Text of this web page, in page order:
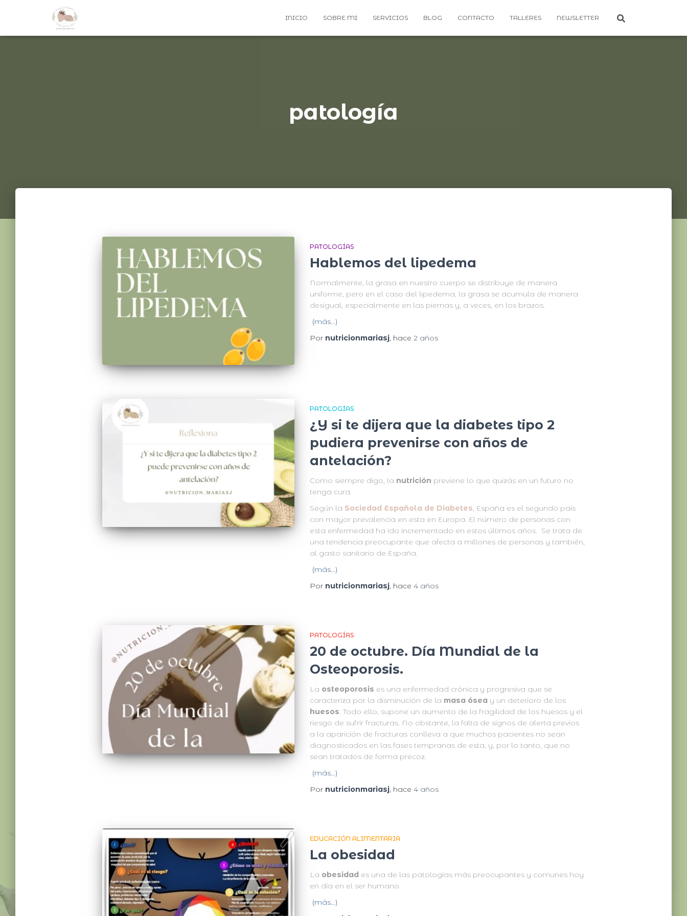
INICIO SOBRE MI SERVICIOS BLOG CONTACTO TALLERES NEWSLETTER
patología
PATOLOGÍAS
Hablemos del lipedema
Normalmente, la grasa en nuestro cuerpo se distribuye de manera
uniforme, pero en el caso del lipedema, la grasa se acumula de manera
desigual, especialmente en las piernas y, a veces, en los brazos.
(más…)
Por nutricionmariasj, hace 2 años
PATOLOGÍAS
¿Y si te dijera que la diabetes tipo 2
pudiera prevenirse con años de
antelación?
Como siempre digo, la nutrición previene lo que quizás en un futuro no
tenga cura.
Según la Sociedad Española de Diabetes, España es el segundo país
con mayor prevalencia en esta en Europa. El número de personas con
esta enfermedad ha ido incrementado en estos últimos años. Se trata de
una tendencia preocupante que afecta a millones de personas y también,
al gasto sanitario de España.
(más…)
Por nutricionmariasj, hace 4 años
PATOLOGÍAS
20 de octubre. Día Mundial de la
Osteoporosis.
La osteoporosis es una enfermedad crónica y progresiva que se
caracteriza por la disminución de la masa ósea y un deterioro de los
huesos. Todo ello, supone un aumento de la fragilidad de los huesos y el
riesgo de sufrir fracturas. No obstante, la falta de signos de alerta previos
a la aparición de fracturas conlleva a que muchos pacientes no sean
diagnosticados en las fases tempranas de esta, y, por lo tanto, que no
sean tratados de forma precoz.
(más…)
Por nutricionmariasj, hace 4 años
EDUCACIÓN ALIMENTARIA
La obesidad
La obesidad es una de las patologías más preocupantes y comunes hoy
en día en el ser humano.
(más…)